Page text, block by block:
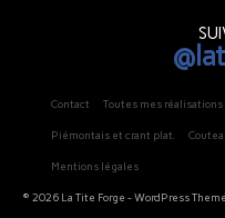
Contact Toutes mes réalisations
Piémontais et crant plat.
Mentions légales
© 2026 La Tite Forge - WordPress